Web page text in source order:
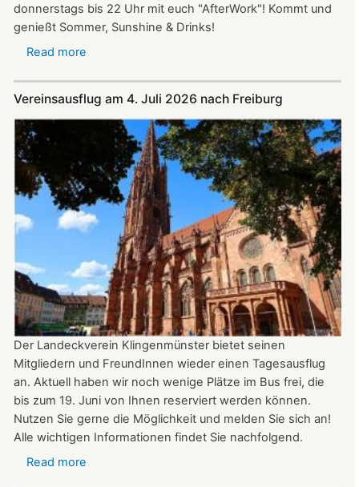
donnerstags bis 22 Uhr mit euch "AfterWork"! Kommt und
genießt Sommer, Sunshine & Drinks!
Read more
und
August
der
Burg:
After
Work
donnerstags
22:00
Uhr
Vereinsausflug am 4. Juli 2026 nach Freiburg
Der Landeckverein Klingenmünster bietet seinen
Mitgliedern und FreundInnen wieder einen Tagesausflug
an. Aktuell haben wir noch wenige Plätze im Bus frei, die
bis zum 19. Juni von Ihnen reserviert werden können.
Nutzen Sie gerne die Möglichkeit und melden Sie sich an!
Alle wichtigen Informationen findet Sie nachfolgend.
Read more